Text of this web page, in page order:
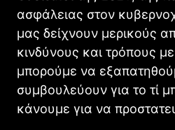
ασφάλειας στον
μας δείχνουν μερικούς
κινδύνους και τρόπους
μπορούμε να
συμβουλεύουν για το τί
κάνουμε για να